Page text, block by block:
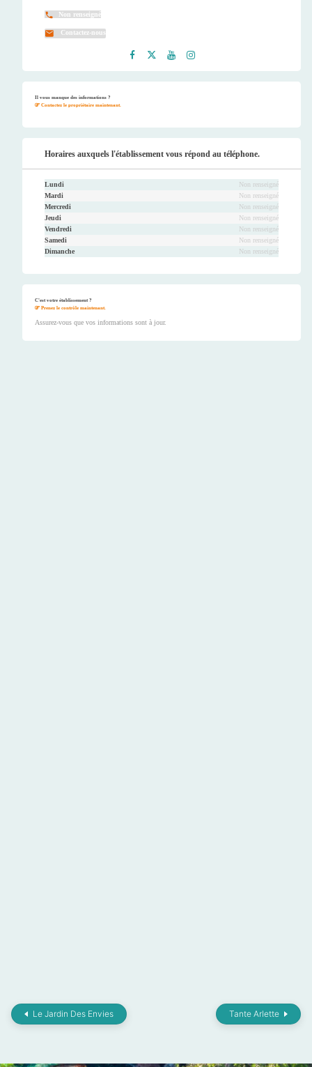
Non renseigné
Contactez-nous
Il vous manque des informations ?
Contactez le propriétaire maintenant.
Horaires auxquels l'établissement vous répond au téléphone.
Lundi
Non renseigné
Mardi
Non renseigné
Mercredi
Non renseigné
Jeudi
Non renseigné
Vendredi
Non renseigné
Samedi
Non renseigné
Dimanche
Non renseigné
C'est votre établissement ?
Prenez le contrôle maintenant.
Assurez-vous que vos informations sont à jour.
Le Jardin Des Envies Tante Arlette